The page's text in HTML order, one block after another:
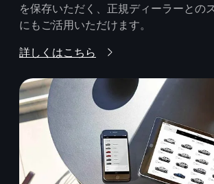
を保存いただく、正規ディーラーとの
にもご活用いただけます。
詳しくはこちら